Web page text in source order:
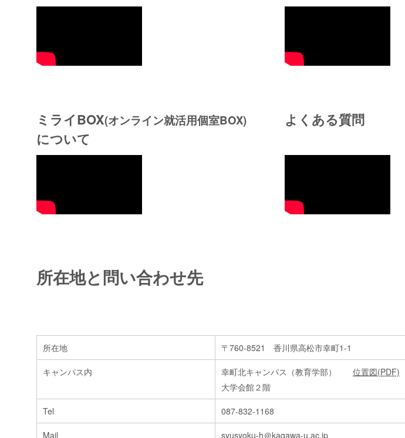
ミライBOX(オンライン就活用個室BOX)
について
よくある質問
所在地と問い合わせ先
所在地 〒760-8521 香川県高松市幸町1-1
キャンパス内 幸町北キャンパス（教育学部） 位置図(PDF)
大学会館２階
Tel 087-832-1168
Mail syusyoku-h＠kagawa-u.ac.jp